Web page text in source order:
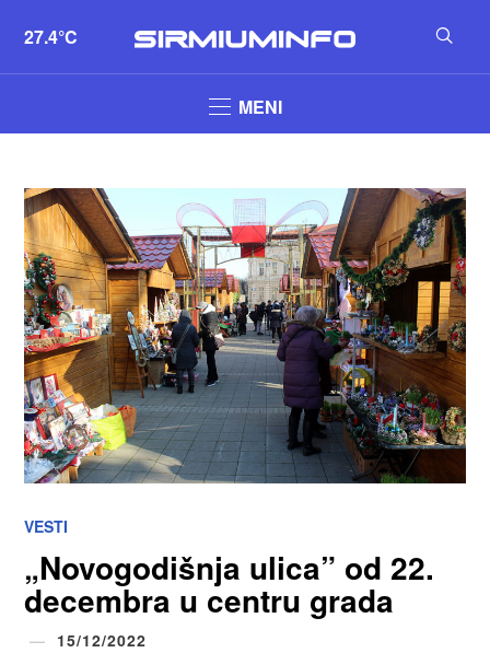
27.4°C
MENI
VESTI
„Novogodišnja ulica” od 22.
decembra u centru grada
15/12/2022